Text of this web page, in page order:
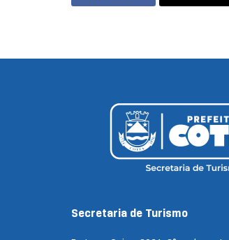
Secretaria de Turismo